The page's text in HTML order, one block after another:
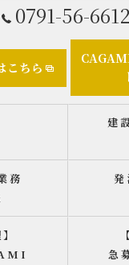
0791-56-6612
こちら
建
務
発
急